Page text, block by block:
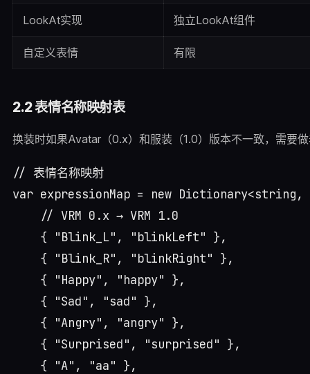
LookAt实现 独立LookAt组件
自定义表情 有限
2.2 表情名称映射表
换装时如果Avatar（0.x）和服装（1.0）版本不一致，需要
// 表情名称映射
var expressionMap = new
    // VRM 0.x → VRM 1.0
    { "Blink_L", "blinkLeft" },
    { "Blink_R", "blinkRight" },
    { "Happy", "happy" },
    { "Sad", "sad" },
    { "Angry", "angry" },
    { "Surprised", "surprised" },
    { "A", "aa" },